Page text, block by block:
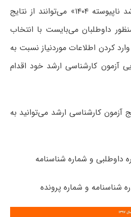
جامع آزمون کارشناسی ارشد ناپیوسته ۱۴۰۴» می‌توانند از نتایج
داوطلبان می‌بایست با انتخاب
کردن اطلاعات موردنیاز نسبت به
آزمون کارشناسی ارشد خود اقدام
آزمون کارشناسی ارشد می‌توانید به